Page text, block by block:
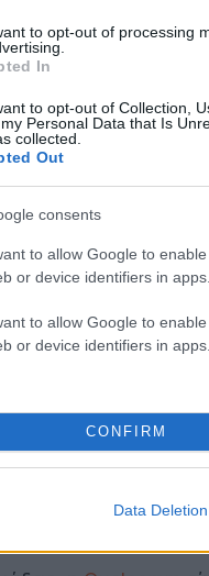
to opt-out of processing
In
to opt-out of Collection,
Personal Data that Is
collected.
Out
consents
to allow Google to
or device identifiers in apps.
to allow Google to
or device identifiers in apps.
CONFIRM
Data Deletion